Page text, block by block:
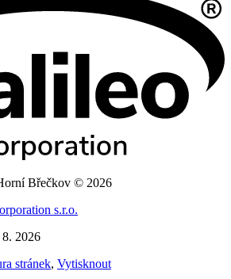
Břečkov © 2026
s.r.o.
8. 2026
stránek, Vytisknout